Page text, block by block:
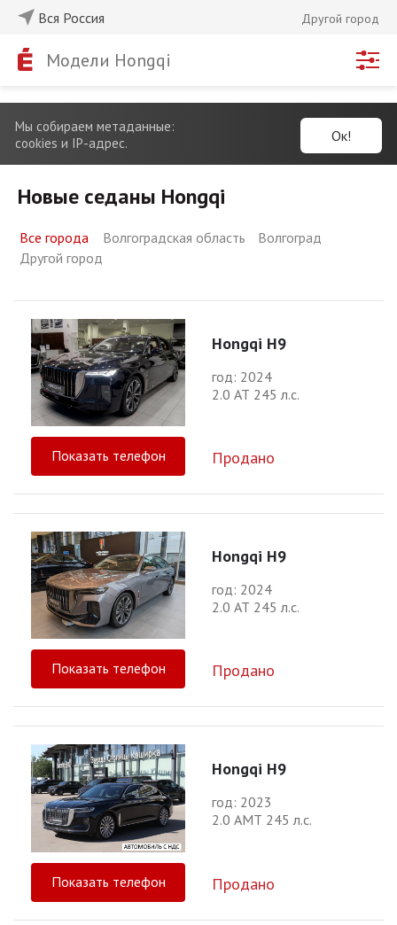
Вся Россия Другой город
Модели Hongqi
Мы собираем метаданные:
cookies и IP-адрес.
Ок!
Новые седаны Hongqi
Все города Волгоградская область
Волгоград
Другой город
Hongqi H9
год: 2024
2.0 АТ 245 л.с.
Показать телефон Продано
Hongqi H9
год: 2024
2.0 АТ 245 л.с.
Показать телефон Продано
Hongqi H9
год: 2023
2.0 АМТ 245 л.с.
Показать телефон Продано